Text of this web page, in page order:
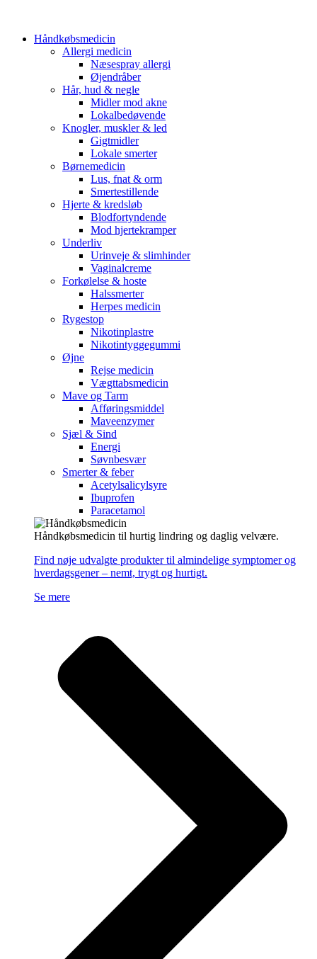
Håndkøbsmedicin
Allergi medicin
Næsespray allergi
Øjendråber
Hår, hud & negle
Midler mod akne
Lokalbedøvende
Knogler, muskler & led
Gigtmidler
Lokale smerter
Børnemedicin
Lus, fnat & orm
Smertestillende
Hjerte & kredsløb
Blodfortyndende
Mod hjertekramper
Underliv
Urinveje & slimhinder
Vaginalcreme
Forkølelse & hoste
Halssmerter
Herpes medicin
Rygestop
Nikotinplastre
Nikotintyggegummi
Øjne
Rejse medicin
Vægttabsmedicin
Mave og Tarm
Afføringsmiddel
Maveenzymer
Sjæl & Sind
Energi
Søvnbesvær
Smerter & feber
Acetylsalicylsyre
Ibuprofen
Paracetamol
Håndkøbsmedicin til hurtig lindring og daglig velvære.
Find nøje udvalgte produkter til almindelige symptomer og
hverdagsgener – nemt, trygt og hurtigt.
Se mere